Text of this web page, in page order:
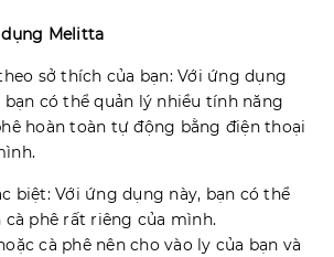
Melitta
sở thích của bạn: Với ứng dụng
có thể quản lý nhiều tính năng
hoàn toàn tự động bằng điện thoại
biệt: Với ứng dụng này, bạn có thể
phê rất riêng của mình.
cà phê nên cho vào ly của bạn và